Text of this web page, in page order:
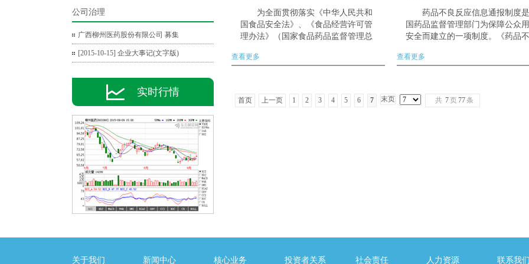
公司治理
广西柳州医药股份有限公司 募集
[2015-10-15] 企业大事记(文字版)
实时行情
为全面贯彻落实《中华人民共和
国食品安全法》、《食品经营许可管
理办法》（国家食品药品监督管理总
求，国家食品药品监督管理总局决定
查看更多
药品不良反应信息通报制度
国药品监督管理部门为保障公众
安全而建立的一项制度。《药品
对推动我国药品不良反应监测工作
查看更多
首页 上一页 1 2 3 4 5 6 7 末页 共 7页77条
关于我们 新闻中心 核心业务 投资者关系 社会责任 人力资源 联系我们